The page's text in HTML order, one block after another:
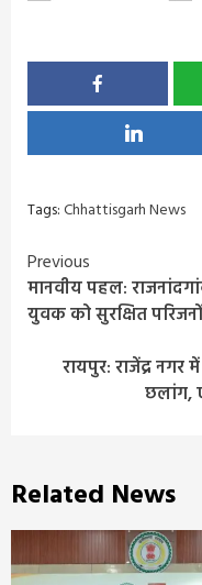
Tags:Chhattisgarh News
Continue
Reading
Previous
मानवीय पहल:
युवक को सुरक्षित
रायपुर: राजेंद्र
छलांग,
Related News